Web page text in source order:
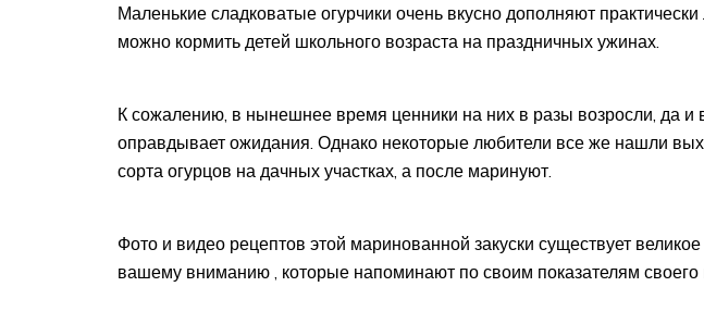
Маленькие сладковатые огурчики очень вкусно дополняют
можно кормить детей школьного возраста на праздничных ужинах.
К сожалению, в нынешнее время ценники на них в разы возросли, да и
оправдывает ожидания. Однако некоторые любители все же нашли
сорта огурцов на дачных участках, а после маринуют.
Фото и видео рецептов этой маринованной закуски существует
вашему вниманию , которые напоминают по своим показателям своего